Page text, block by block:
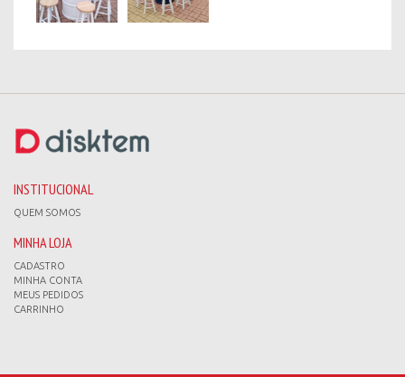
INSTITUCIONAL
QUEM SOMOS
MINHA LOJA
CADASTRO
MINHA CONTA
MEUS PEDIDOS
CARRINHO